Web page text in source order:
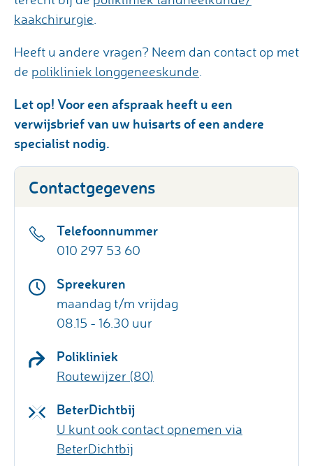
kaakchirurgie.
Heeft u andere vragen? Neem dan contact op met
de polikliniek longgeneeskunde.
Let op! Voor een afspraak heeft u een
verwijsbrief van uw huisarts of een andere
specialist nodig.
Contactgegevens
Telefoonnummer
010 297 53 60
Spreekuren
maandag t/m vrijdag
08.15 - 16.30 uur
Polikliniek
Routewijzer (80)
BeterDichtbij
U kunt ook contact opnemen via
BeterDichtbij